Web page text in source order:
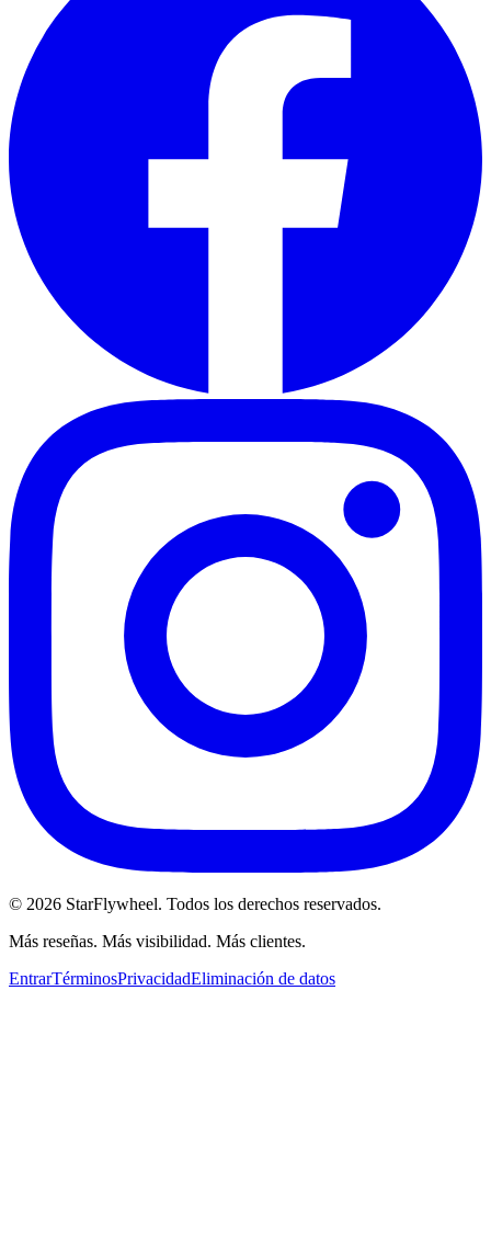
© 2026 StarFlywheel. Todos los derechos reservados.
Más reseñas. Más visibilidad. Más clientes.
EntrarTérminosPrivacidadEliminación de datos